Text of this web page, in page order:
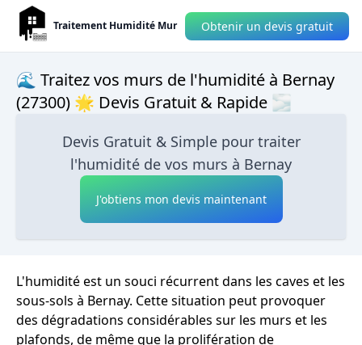
Traitement Humidité Mur Obtenir un devis gratuit
🌊 Traitez vos murs de l'humidité à Bernay
(27300) 🌟 Devis Gratuit & Rapide 🌫
Devis Gratuit & Simple pour traiter
l'humidité de vos murs à Bernay
J'obtiens mon devis maintenant
L'humidité est un souci récurrent dans les caves et les
sous-sols à Bernay. Cette situation peut provoquer
des dégradations considérables sur les murs et les
plafonds, de même que la prolifération de